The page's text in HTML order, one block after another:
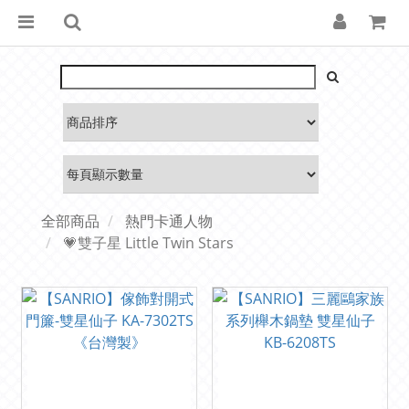
全部商品
熱門卡通人物
💗雙子星 Little Twin Stars